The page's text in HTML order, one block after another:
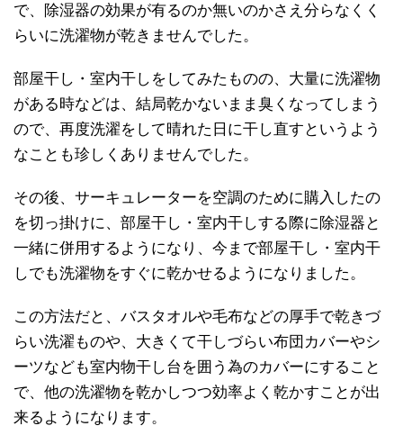
で、除湿器の効果が有るのか無いのかさえ分らなくく
らいに洗濯物が乾きませんでした。
部屋干し・室内干しをしてみたものの、大量に洗濯物
がある時などは、結局乾かないまま臭くなってしまう
ので、再度洗濯をして晴れた日に干し直すというよう
なことも珍しくありませんでした。
その後、サーキュレーターを空調のために購入したの
を切っ掛けに、部屋干し・室内干しする際に除湿器と
一緒に併用するようになり、今まで部屋干し・室内干
しでも洗濯物をすぐに乾かせるようになりました。
この方法だと、バスタオルや毛布などの厚手で乾きづ
らい洗濯ものや、大きくて干しづらい布団カバーやシ
ーツなども室内物干し台を囲う為のカバーにすること
で、他の洗濯物を乾かしつつ効率よく乾かすことが出
来るようになります。